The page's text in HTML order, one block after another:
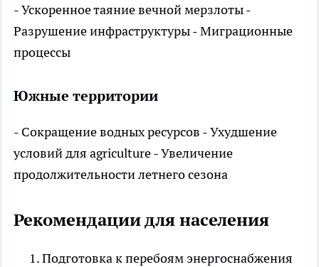
- Ускоренное таяние вечной мерзлоты -
Разрушение инфраструктуры - Миграционные
процессы
Южные территории
- Сокращение водных ресурсов - Ухудшение
условий для agriculture - Увеличение
продолжительности летнего сезона
Рекомендации для населения
Подготовка к перебоям энергоснабжения